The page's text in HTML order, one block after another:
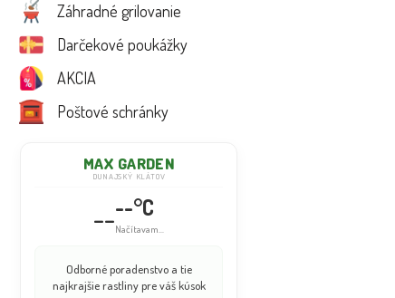
Záhradné grilovanie
Darčekové poukážky
AKCIA
Poštové schránky
MAX GARDEN
DUNAJSKÝ KLÁTOV
----°C
Načítavam...
Odborné poradenstvo a tie
najkrajšie rastliny pre váš kúsok